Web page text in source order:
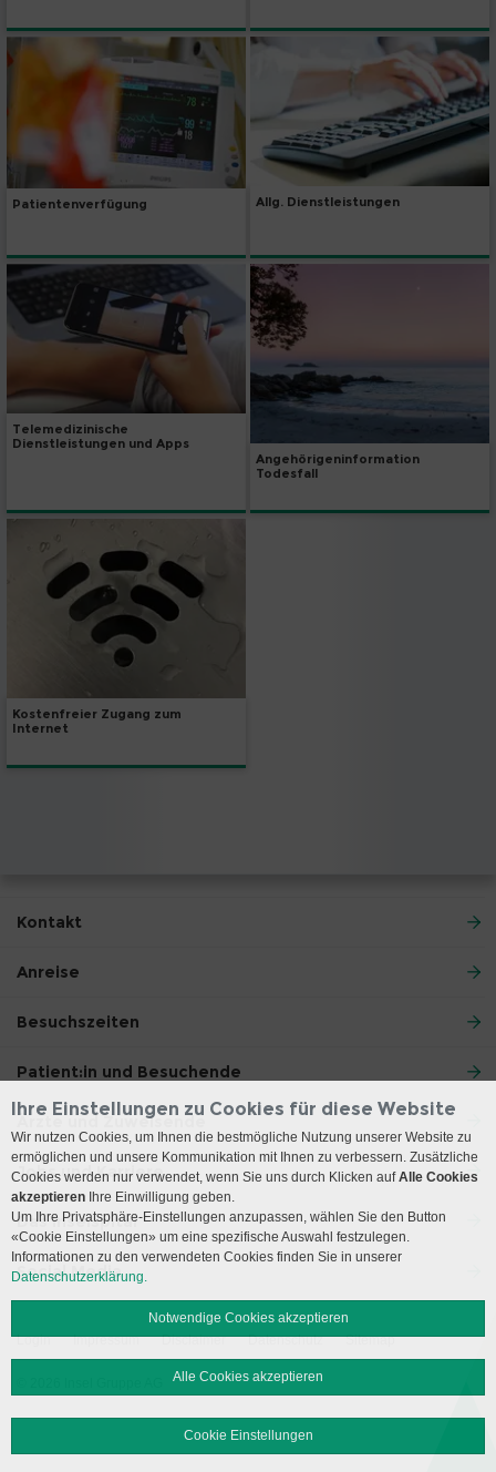
Patientenverfügung Allg. Dienstleistungen
Telemedizinische
Dienstleistungen und Apps
Angehörigeninformation
Todesfall
Kostenfreier Zugang zum
Internet
Kontakt
Anreise
Besuchszeiten
Patient:in und Besuchende
Ärzte und Zuweisende
Jobs und Karriere
Das Inselspital
Social Media
Login Impressum Disclaimer Datenschutz Sitemap
Ihre Einstellungen zu Cookies für diese Website
Wir nutzen Cookies, um Ihnen die bestmögliche Nutzung unserer Website zu
ermöglichen und unsere Kommunikation mit Ihnen zu verbessern. Zusätzliche
Cookies werden nur verwendet, wenn Sie uns durch Klicken aufAlle Cookies
akzeptieren Ihre Einwilligung geben.
Um Ihre Privatsphäre-Einstellungen anzupassen, wählen Sie den Button
«Cookie Einstellungen» um eine spezifische Auswahl festzulegen.
Informationen zu den verwendeten Cookies finden Sie in unserer
Datenschutzerklärung.
Notwendige Cookies akzeptieren
Alle Cookies akzeptieren
Cookie Einstellungen